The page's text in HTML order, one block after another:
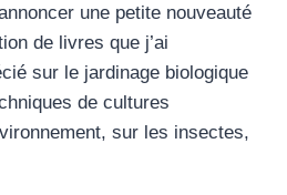
une petite nouveauté
de livres que j’ai
sur le jardinage biologique
de cultures
sur les insectes,